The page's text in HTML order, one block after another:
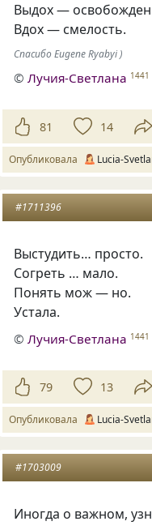
Выдох —
Вдох — смелость.
Спасибо Eugene Ryabyi )
©Лучия-Светлана 1441
81 14
Опубликовала Lucia-
#1711396
Выстудить… просто.
Согреть … мало.
Понять мож — но.
Устала.
©Лучия-Светлана 1441
79 13
Опубликовала Lucia-
#1703009
Иногда о важном,